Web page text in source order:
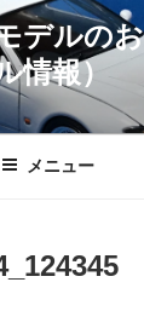
デルの
情報）
メニュー